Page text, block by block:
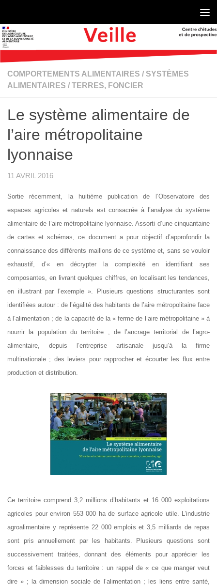
COMPORTEMENTS ALIMENTAIRES / SYSTÈMES
ALIMENTAIRES / TERRES, FONCIER
Le système alimentaire de
l’aire métropolitaine
lyonnaise
11 AVRIL 2016
Sortie récemment, la huitième publication de l’Observatoire des
espaces agricoles et naturels est consacrée à l’analyse du système
alimentaire de l’aire métropolitaine lyonnaise. Assorti d’une cinquantaine
de cartes et schémas, ce document a pour objectif d’approfondir la
connaissance des différents maillons de ce système et, sans se vouloir
exhaustif, d’« en décrypter la complexité en identifiant ses
composantes, en livrant quelques chiffres, en localisant les tendances,
en illustrant par l’exemple ». Plusieurs questions structurantes sont
identifiées autour : de l’égalité des habitants de l’aire métropolitaine face
à l’alimentation ; de la capacité de la « ferme de l’aire métropolitaine » à
nourrir la population du territoire ; de l’ancrage territorial de l’agro-
alimentaire, depuis l’entreprise artisanale jusqu’à la firme
multinationale ; des leviers pour rapprocher et écourter les flux entre
production et distribution.
Ce territoire comprend 3,2 millions d’habitants et 16 000 exploitations
agricoles pour environ 553 000 ha de surface agricole utile. L’industrie
agroalimentaire y représente 22 000 emplois et 3,5 milliards de repas
sont pris annuellement par les habitants. Plusieurs questions sont
successivement traitées, donnant des éléments pour apprécier les
forces et faiblesses du territoire : un rappel de « ce que manger veut
dire » ; la dimension sociale de l’alimentation ; les liens entre santé,